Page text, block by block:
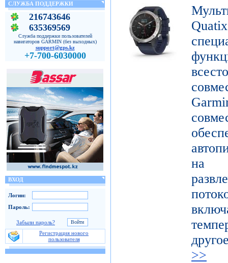
СЛУЖБА ПОДДЕРЖКИ
216743646
635369569
Служба поддержки пользователей
навигаторов GARMIN (без выходных)
support@gps.kz
+7-700-6030000
ВХОД
Логин:
Пароль:
Забыли пароль?
Регистрация нового
пользователя
на
>>